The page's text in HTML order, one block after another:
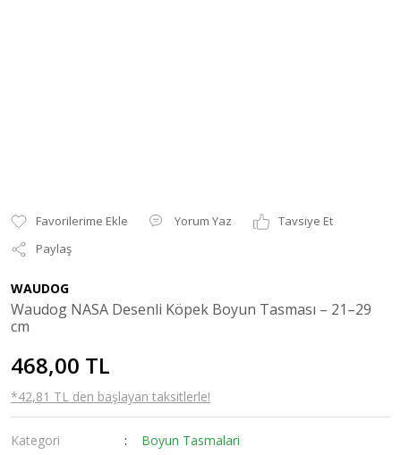
Yorum Yaz
Tavsiye Et
Paylaş
WAUDOG
Waudog NASA Desenli Köpek Boyun Tasması – 21–29
cm
468,00 TL
*42,81 TL den başlayan taksitlerle!
Kategori
Boyun Tasmalari